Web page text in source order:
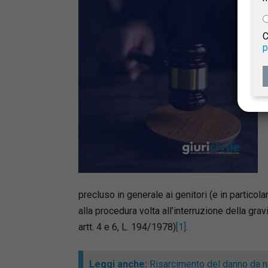
precluso in generale ai genitori (e in
alla procedura volta all’interruzione della
artt. 4 e 6, L. 194/1978) [1] .
Leggi anche: Risarcimento del danno da